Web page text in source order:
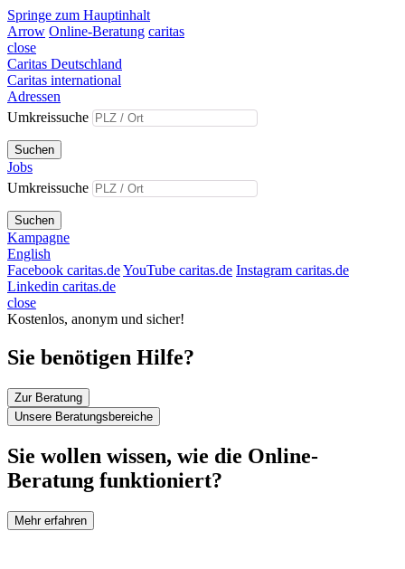
Springe zum Hauptinhalt
Arrow Online-Beratung caritas
close
Caritas Deutschland
Caritas international
Adressen
Umkreissuche
Suchen
Jobs
Umkreissuche
Suchen
Kampagne
English
Facebook caritas.deYouTube caritas.de Instagram caritas.de
Linkedin caritas.de
close
Kostenlos, anonym und sicher!
Sie benötigen Hilfe?
Zur Beratung
Unsere Beratungsbereiche
Sie wollen wissen, wie die Online-
Beratung funktioniert?
Mehr erfahren